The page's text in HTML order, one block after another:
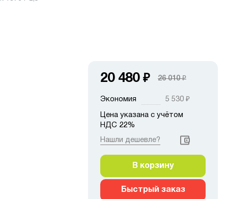
20 480 ₽ 26 010₽
Экономия 5 530 ₽
Цена указана с учётом
НДС 22%
Нашли дешевле?
В корзину
Быстрый заказ